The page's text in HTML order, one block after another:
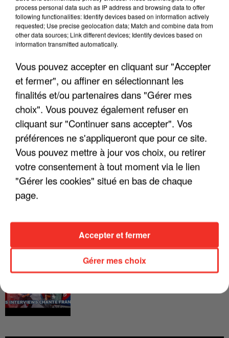
"ON A TOUS LE TRAC"
"ON N'EST PAS DES PARENTS
PARFAITS"
"JE RESPIRE MIEUX SUR SCÈNE" -
INTERVIEW CHANTE FRANCE AVEC
VIANNEY
process personal data such as IP address and browsing data to offer
following functionalities: Identify devices based on information actively
requested; Use precise geolocation data; Match and combine data from
other data sources; Link different devices; Identify devices based on
information transmitted automatically.
Vous pouvez accepter en cliquant sur "Accepter
et fermer", ou affiner en sélectionnant les
finalités et/ou partenaires dans "Gérer mes
choix". Vous pouvez également refuser en
cliquant sur "Continuer sans accepter". Vos
préférences ne s'appliqueront que pour ce site.
Vous pouvez mettre à jour vos choix, ou retirer
votre consentement à tout moment via le lien
"Gérer les cookies" situé en bas de chaque
page.
Gérer mes choix
Accepter et fermer